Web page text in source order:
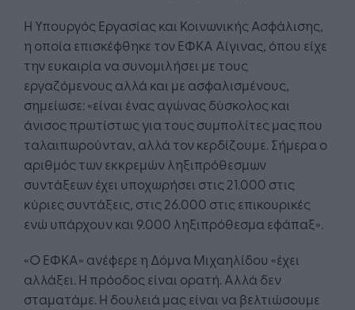
Η Υπουργός Εργασίας και Κοινωνικής Ασφάλισης,
η οποία επισκέφθηκε τον ΕΦΚΑ Αίγινας, όπου είχε
την ευκαιρία να συνομιλήσει με τους
εργαζόμενους αλλά και με ασφαλισμένους,
σημείωσε: «είναι ένας αγώνας δύσκολος και
άνισος πρωτίστως για τους συμπολίτες μας που
ταλαιπωρούνταν, αλλά τον κερδίζουμε. Σήμερα ο
αριθμός των εκκρεμών ληξιπρόθεσμων
συντάξεων έχει υποχωρήσει στις 21.000 στις
κύριες συντάξεις, στις 26.000 στις επικουρικές
ενώ υπάρχουν και 9.000 ληξιπρόθεσμα εφάπαξ».
«Ο ΕΦΚΑ» ανέφερε η Δόμνα Μιχαηλίδου «έχει
αλλάξει. Η πρόοδος είναι ορατή. Αλλά δεν
σταματάμε. Η δουλειά μας είναι να βελτιώσουμε